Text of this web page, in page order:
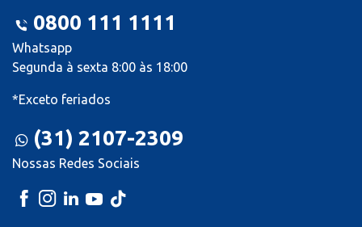
0800 111 1111
Whatsapp
Segunda à sexta 8:00 às 18:00
*Exceto feriados
(31) 2107-2309
Nossas Redes Sociais